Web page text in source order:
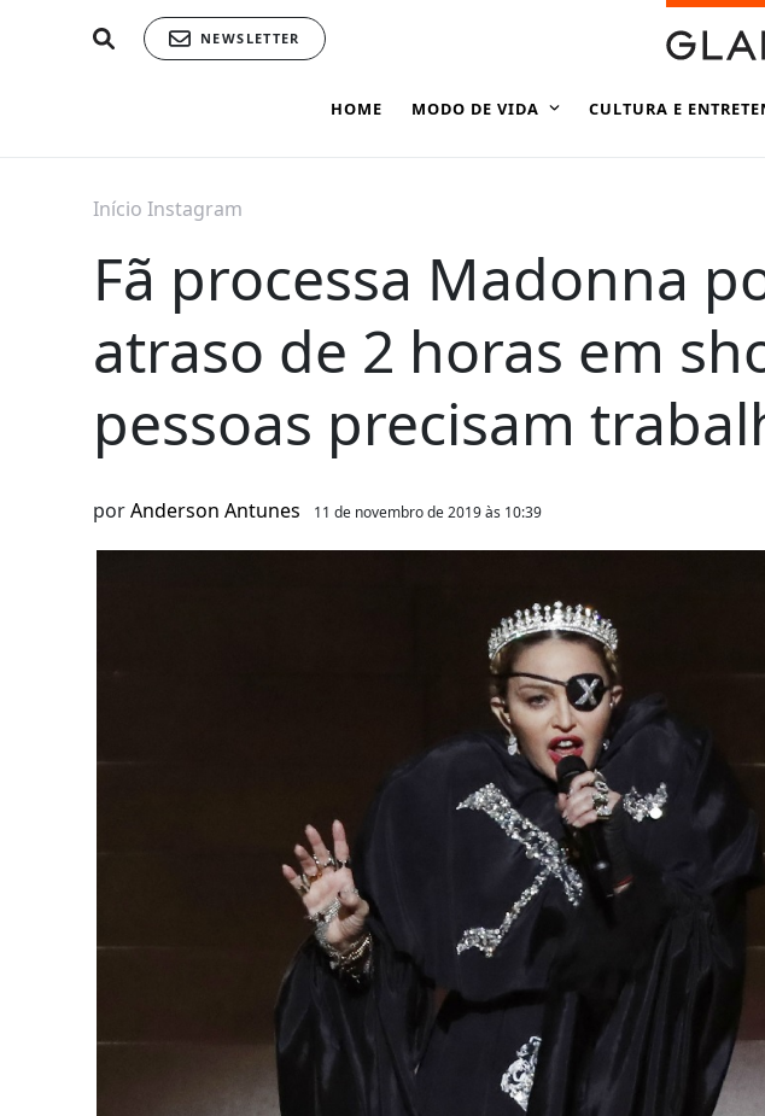
NEWSLETTER
HOME MODO DE VIDA CULTURA E
Início Instagram
Fã processa Madonna
atraso de 2 horas em
pessoas precisam
porAnderson Antunes 11 de novembro de 2019 às 10:39